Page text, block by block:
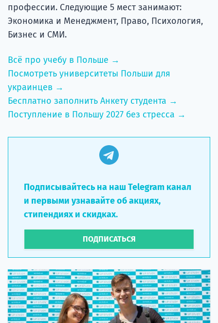
профессии. Следующие 5 мест занимают:
Экономика и Менеджмент, Право, Психология,
Бизнес и СМИ.
Всё про учебу в Польше →
Посмотреть университеты Польши для
украинцев →
Бесплатно заполнить Анкету студента →
Поступление в Польшу 2027 без стресса →
Подписывайтесь на наш Telegram канал
и первыми узнавайте об акциях,
стипендиях и скидках.
ПОДПИСАТЬСЯ